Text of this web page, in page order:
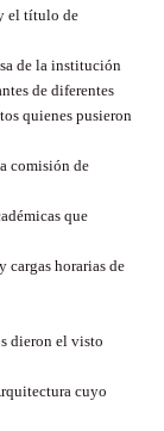
el título de
de la institución
de diferentes
quienes pusieron
comisión de
que
cargas horarias de
dieron el visto
cuyo